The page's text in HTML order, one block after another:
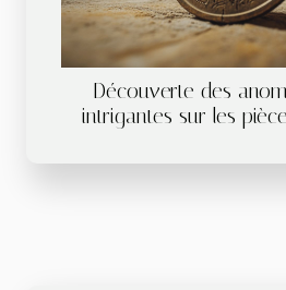
Découverte des
intrigantes sur les